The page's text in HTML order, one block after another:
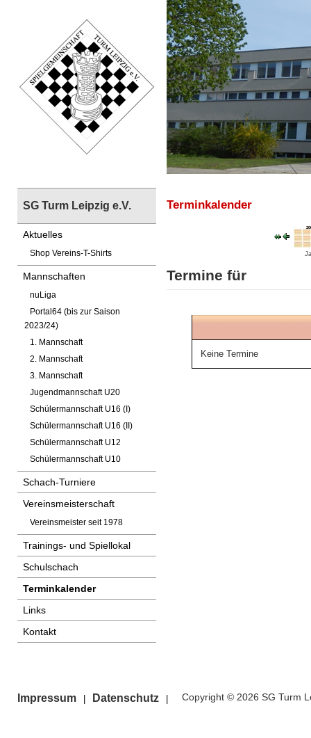
SG Turm Leipzig e.V.
Aktuelles
Shop Vereins-T-Shirts
Mannschaften
nuLiga
Portal64 (bis zur Saison
2023/24)
1. Mannschaft
2. Mannschaft
3. Mannschaft
Jugendmannschaft U20
Schülermannschaft U16 (I)
Schülermannschaft U16 (II)
Schülermannschaft U12
Schülermannschaft U10
Schach-Turniere
Vereinsmeisterschaft
Vereinsmeister seit 1978
Trainings- und Spiellokal
Schulschach
Terminkalender
Links
Kontakt
Terminkalender
Termine für
Keine Termine
Impressum Datenschutz Copyright © 2026 SG Turm